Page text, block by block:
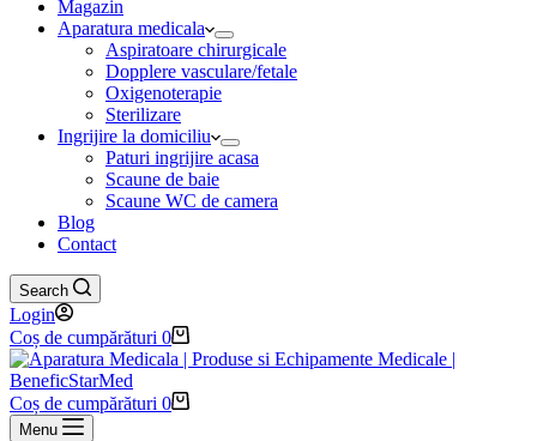
Magazin
Aparatura medicala
Aspiratoare chirurgicale
Dopplere vasculare/fetale
Oxigenoterapie
Sterilizare
Ingrijire la domiciliu
Paturi ingrijire acasa
Scaune de baie
Scaune WC de camera
Blog
Contact
Search
Login
Coș de cumpărături 0
Coș de cumpărături 0
Menu